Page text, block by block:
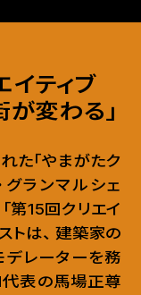
イティブ
変わる」
た「やまがたク
グランマルシェ
「第15回クリエイ
トは、 建築家の
デレーターを務
代表の馬場正尊